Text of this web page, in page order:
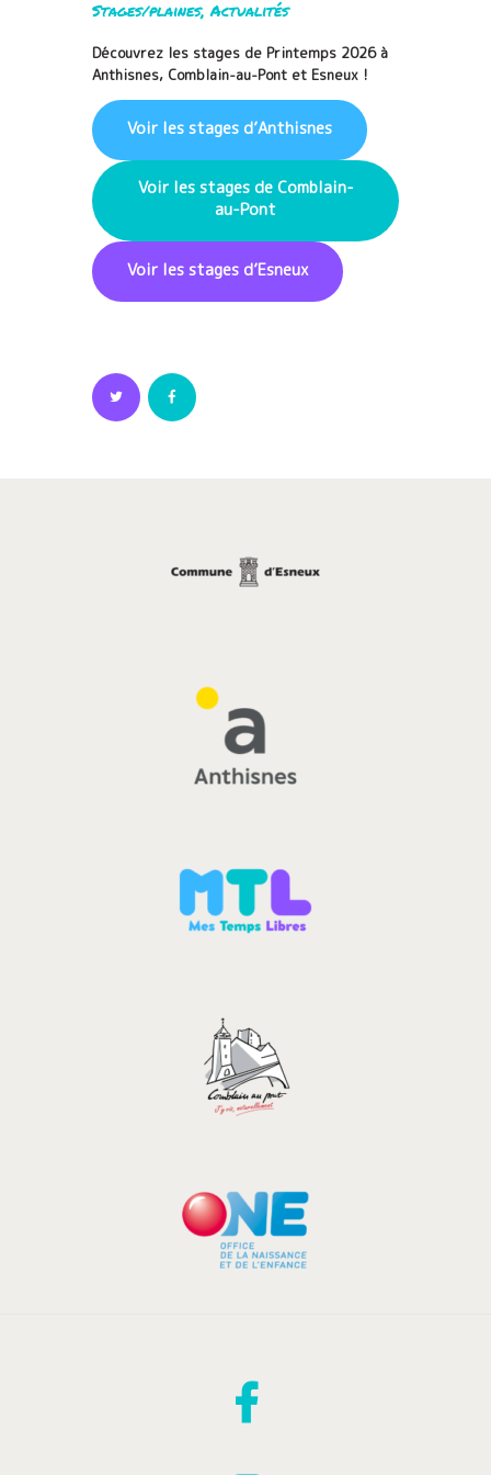
Stages/plaines,Actualités
Découvrez les stages de Printemps 2026 à
Anthisnes, Comblain-au-Pont et Esneux !
Voir les stages d’Anthisnes
Voir les stages de Comblain-
au-Pont
Voir les stages d’Esneux